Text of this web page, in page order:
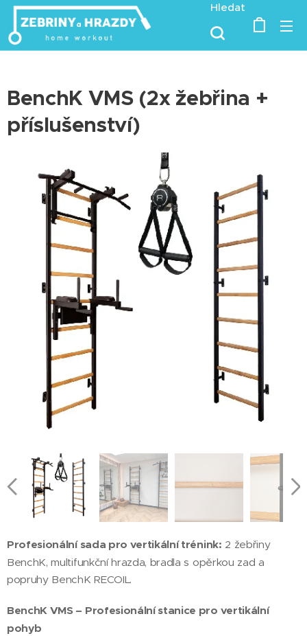
Hledat
BenchK VMS (2x žebřina +
příslušenství)
Profesionální sada pro vertikální trénink: 2 žebřiny
BenchK, multifunkční hrazda, bradla s opěrkou zad a
popruhy BenchK RECOIL.
BenchK VMS – Profesionální stanice pro vertikální
pohyb